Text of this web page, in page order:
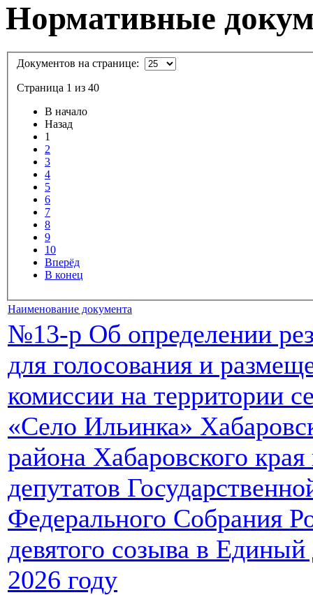
Нормативные
Документов на странице:
Страница 1 из 40
В начало
Назад
1
2
3
4
5
6
7
8
9
10
Вперёд
В конец
Наименование документа
№13-р Об определении
для голосования и
комиссии на территории
«Село Ильинка»
района Хабаровского
депутатов
Федерального Собрания
девятого созыва в Единый
2026 году